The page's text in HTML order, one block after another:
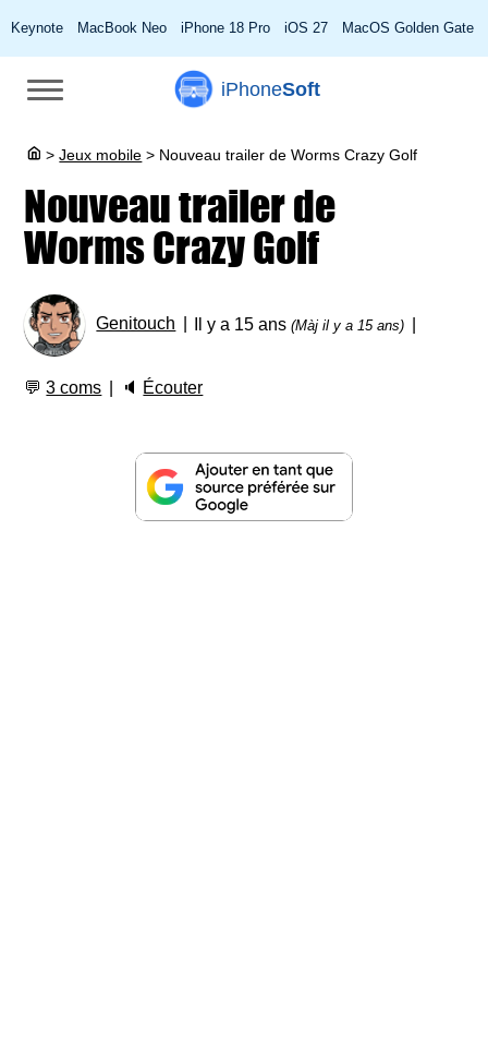
Keynote MacBook Neo iPhone 18 Pro iOS 27 MacOS Golden Gate
iPhoneSoft
> Jeux mobile > Nouveau trailer de Worms Crazy Golf
Nouveau trailer de
Worms Crazy Golf
Genitouch Il y a 15 ans(Màj il y a 15 ans)
💬3 coms 🔈 Écouter